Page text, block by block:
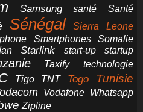
Samsung santé Santé
Sénégal
Sierra Leone
Smartphones
Somalie
Starlink start-up startup
Taxify
technologie
Tigo TNT Togo Tunisie
Vodafone Whatsapp
Zipline